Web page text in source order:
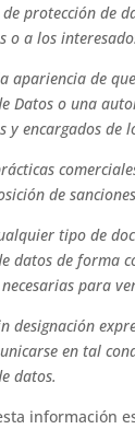
protección de
o a los
apariencia de
Datos o una
y encargados de
de
tipo de
datos de forma
para
designación
en tal
datos.
información